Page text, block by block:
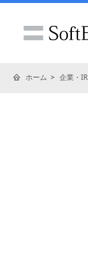
ホーム 企業・IR